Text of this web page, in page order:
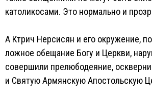
католикосами. Это нормально и
А Ктрич Нерсисян и его окружение,
ложное обещание Богу и Церкви,
совершили прелюбодеяние,
и Святую Армянскую Апостольскую